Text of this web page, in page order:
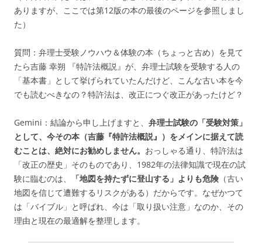
ありますが、ここでは第12版の本の最後のページを参照しまし
た）
質問：弁理士受験ノウハウ＆体験の本（ちょっと古め）を見て
たら吉藤 幸朔 『特許法概説』が、弁理士試験を受験する人の
「基本書」として挙げられていたんだけど、こんな古い本を今
でも読むべきなの？特許法は、改正につぐ改正があったけど？
Gemini： 結論から申し上げますと、 弁理士試験の「受験対策」
として、今その本（吉藤『特許法概説』）をメインに据えて読
むことは、絶対にお勧めしません。 おっしゃる通り、特許法は
「改正の歴史」そのものであり、1982年の法律知識で現在の試
験に臨むのは、
「地図を持たずに登山する」よりも危険 （古い
地図を信じて遭難するリスクがある）だからです。 なぜかつて
は「バイブル」と呼ばれ、今は「取り扱い注意」なのか、その
理由と現在の最適解を整理します。